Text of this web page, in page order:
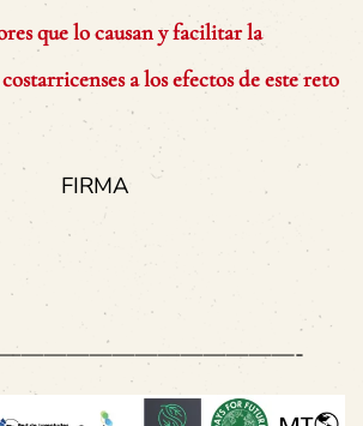
que lo causan y facilitar la
a los efectos de este reto
FIRMA